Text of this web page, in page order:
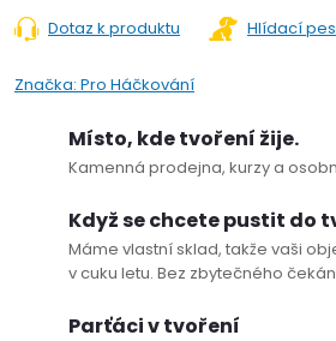
Dotaz k produktu Hlídací pes
Značka: Pro Háčkování
Místo, kde tvoření žije.
Kamenná prodejna, kurzy a
Když se chcete pustit do
Máme vlastní sklad, takže vaši
v cuku letu. Bez zbytečného
Parťáci v tvoření